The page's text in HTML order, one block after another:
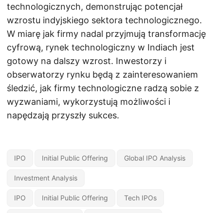
technologicznych, demonstrując potencjał
wzrostu indyjskiego sektora technologicznego.
W miarę jak firmy nadal przyjmują transformację
cyfrową, rynek technologiczny w Indiach jest
gotowy na dalszy wzrost. Inwestorzy i
obserwatorzy rynku będą z zainteresowaniem
śledzić, jak firmy technologiczne radzą sobie z
wyzwaniami, wykorzystują możliwości i
napędzają przyszły sukces.
IPO Initial Public Offering Global IPO Analysis
Investment Analysis
IPO Initial Public Offering Tech IPOs